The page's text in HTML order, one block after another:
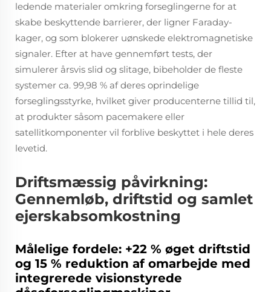
ledende materialer omkring forseglingerne for at
skabe beskyttende barrierer, der ligner Faraday-
kager, og som blokerer uønskede elektromagnetiske
signaler. Efter at have gennemført tests, der
simulerer årsvis slid og slitage, bibeholder de fleste
systemer ca. 99,98 % af deres oprindelige
forseglingsstyrke, hvilket giver producenterne tillid til,
at produkter såsom pacemakere eller
satellitkomponenter vil forblive beskyttet i hele deres
levetid.
Driftsmæssig påvirkning:
Gennemløb, driftstid og samlet
ejerskabsomkostning
Målelige fordele: +22 % øget driftstid
og 15 % reduktion af omarbejde med
integrerede visionstyrede